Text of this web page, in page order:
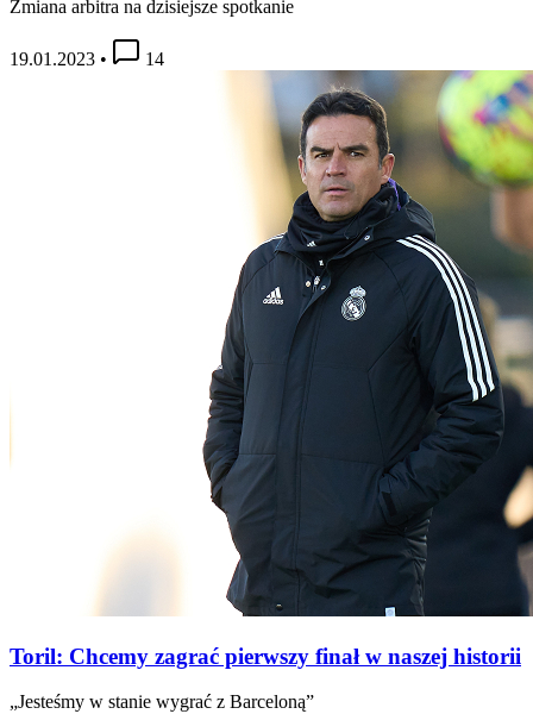
Zmiana arbitra na dzisiejsze spotkanie
19.01.2023 • 14
Toril: Chcemy zagrać pierwszy finał w naszej historii
„Jesteśmy w stanie wygrać z Barceloną”